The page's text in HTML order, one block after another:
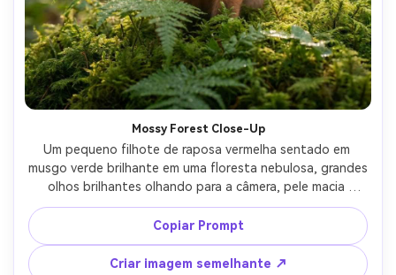
Mossy Forest Close-Up
Um pequeno filhote de raposa vermelha sentado em
musgo verde brilhante em uma floresta nebulosa, grandes
olhos brilhantes olhando para a câmera, pele macia
pêssego-laranja com queixo branco sutil, gotas de
orvalho em folhas de samambaia, fundo de névoa da
manhã, luz de borda dourada através de árvores,
disparado em Sony A7IV com 85mm f/1.4, retrato de
Copiar Prompt
Criar imagem semelhante ↗